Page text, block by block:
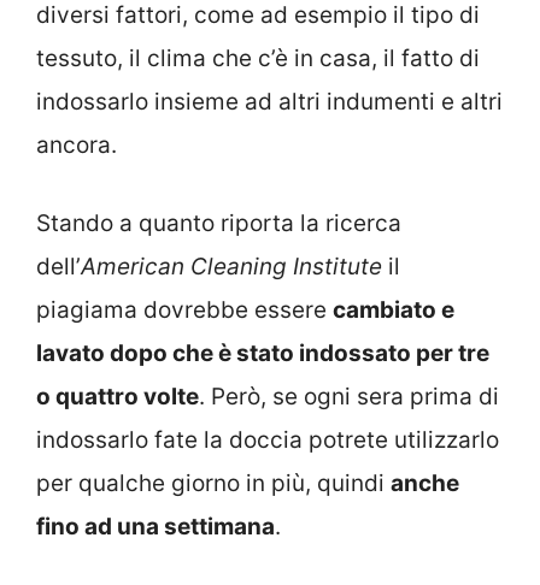
diversi fattori, come ad esempio il tipo di
tessuto, il clima che c’è in casa, il fatto di
indossarlo insieme ad altri indumenti e altri
ancora.
Stando a quanto riporta la ricerca
dell’American Cleaning Institute il
piagiama dovrebbe essere cambiato e
lavato dopo che è stato indossato per tre
o quattro volte. Però, se ogni sera prima di
indossarlo fate la doccia potrete utilizzarlo
per qualche giorno in più, quindi anche
fino ad una settimana.